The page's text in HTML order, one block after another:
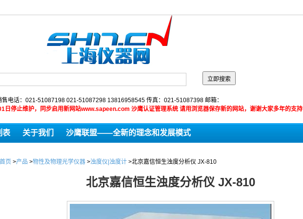
售电话：021-51087198 021-51087298 13816958545 传真：021-51087398 邮箱：
日停止维护，同步启用新网站www.sapeen.com 沙鹰认证管理系统 请用浏览器保存新的网站，谢谢大家多年的支持
表 关于我们 沙鹰联盟——全新的理念和发展模式
首页 >产品 >物性及物理光学仪器 >浊度仪|浊度计 >北京嘉信恒生浊度分析仪 JX-810
北京嘉信恒生浊度分析仪 JX-810